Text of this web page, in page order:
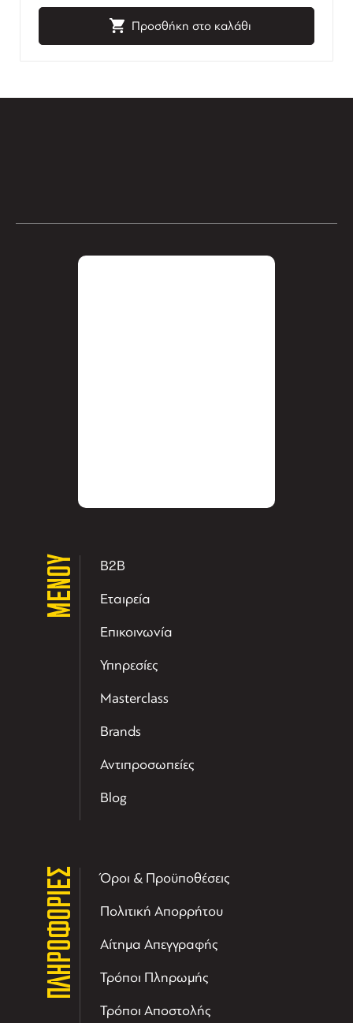
Προσθήκη στο καλάθι
ΜΕΝΟΥ B2B
Εταιρεία
Επικοινωνία
Υπηρεσίες
Masterclass
Brands
Αντιπροσωπείες
Blog
ΠΛΗΡΟΦΟΡΙΕΣ Όροι & Προϋποθέσεις
Πολιτική Απορρήτου
Αίτημα Απεγγραφής
Τρόποι Πληρωμής
Τρόποι Αποστολής